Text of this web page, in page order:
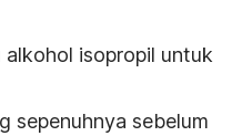
isopropil untuk
sepenuhnya sebelum